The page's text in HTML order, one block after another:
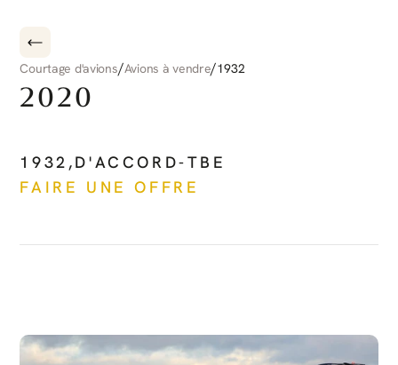
Courtage d'avions/Avions à vendre/1932
2020
1932 ,D'ACCORD-TBE
FAIRE UNE OFFRE
PLUS D'AVIONS